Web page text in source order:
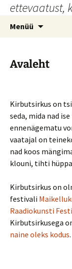
Liigu
sisu
juurde
ettevaatust,
Menüü
Avaleht
Kirbutsirkus on
seda, mida nad
ennenägematu
vaatajal on
nad koos
klouni, tihti
Kirbutsirkus on
festivali
Raadiokunsti
Kirbutsirkusega
naine oleks kodus.